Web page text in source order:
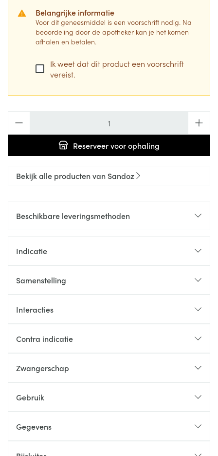
Belangrijke informatie
Voor dit geneesmiddel is een voorschrift nodig. Na
beoordeling door de apotheker kan je het komen
afhalen en betalen.
Ik weet dat dit product een voorschrift
vereist.
Reserveervoor ophaling
Bekijk alle producten van Sandoz
Beschikbare leveringsmethoden
Indicatie
Samenstelling
Interacties
Contra indicatie
Zwangerschap
Gebruik
Gegevens